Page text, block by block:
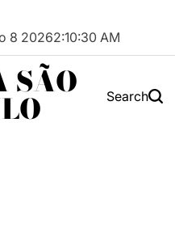
8 20262:10:31 AM
SÃO Search